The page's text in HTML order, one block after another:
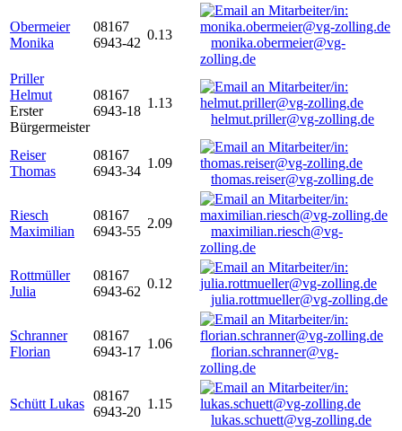
Obermeier
Monika
08167
6943-42
0.13
monika.obermeier@vg-
zolling.de
Priller
Helmut
Erster
Bürgermeister
08167
6943-18
1.13
helmut.priller@vg-zolling.de
Reiser
Thomas
08167
6943-34
1.09
thomas.reiser@vg-zolling.de
Riesch
Maximilian
08167
6943-55
2.09
maximilian.riesch@vg-
zolling.de
Rottmüller
Julia
08167
6943-62
0.12
julia.rottmueller@vg-zolling.de
Schranner
Florian
08167
6943-17
1.06
florian.schranner@vg-
zolling.de
Schütt Lukas
08167
6943-20
1.15
lukas.schuett@vg-zolling.de